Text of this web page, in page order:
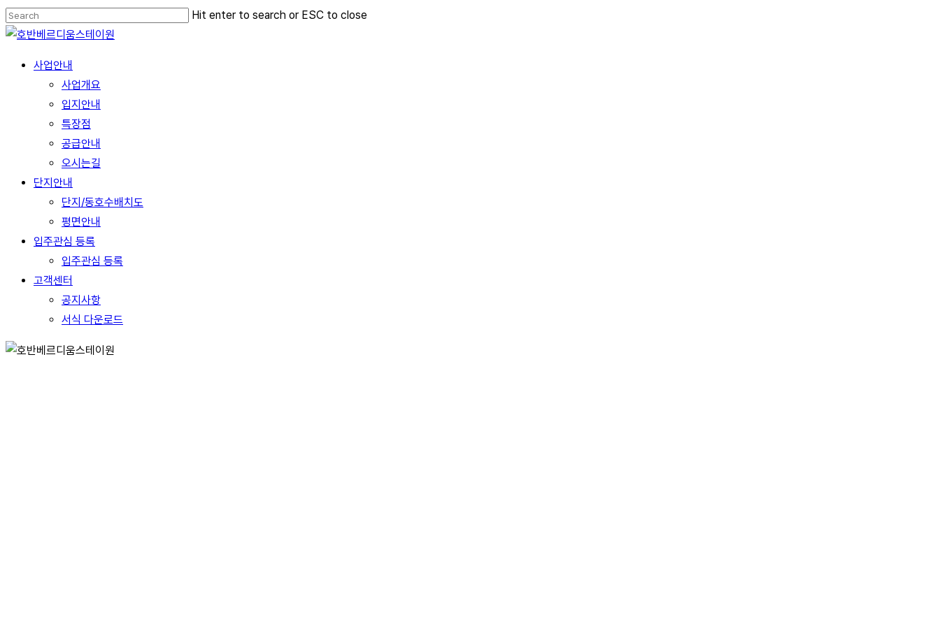
Skip
to
content
Hit enter to search or ESC to close
Close
Menu
사업안내
사업개요
입지안내
특장점
공급안내
오시는길
단지안내
단지/동호수배치도
평면안내
입주관심 등록
입주관심 등록
고객센터
공지사항
서식 다운로드